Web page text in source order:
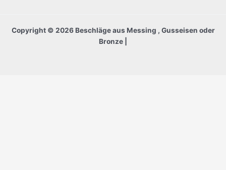
Copyright © 2026 Beschläge aus Messing , Gusseisen oder
Bronze |